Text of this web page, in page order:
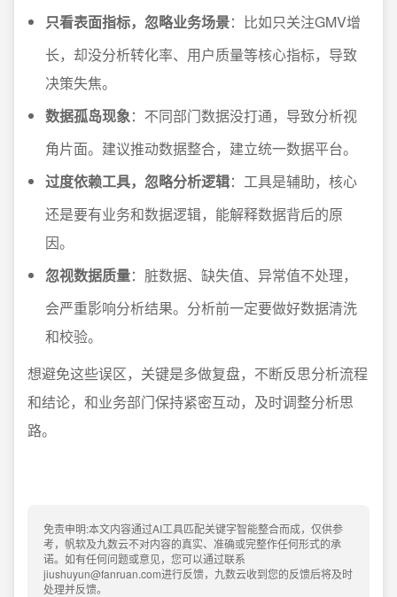
只看表面指标，忽略业务场景：比如只关注GMV增
长，却没分析转化率、用户质量等核心指标，导致
决策失焦。
数据孤岛现象：不同部门数据没打通，导致分析视
角片面。建议推动数据整合，建立统一数据平台。
过度依赖工具，忽略分析逻辑：工具是辅助，核心
还是要有业务和数据逻辑，能解释数据背后的原
因。
忽视数据质量：脏数据、缺失值、异常值不处理，
会严重影响分析结果。分析前一定要做好数据清洗
和校验。
想避免这些误区，关键是多做复盘，不断反思分析流程
和结论，和业务部门保持紧密互动，及时调整分析思
路。
免责申明:本文内容通过AI工具匹配关键字智能整合而成，仅供参
考，帆软及九数云不对内容的真实、准确或完整作任何形式的承
诺。如有任何问题或意见，您可以通过联系
jiushuyun@fanruan.com进行反馈，九数云收到您的反馈后将及时
处理并反馈。